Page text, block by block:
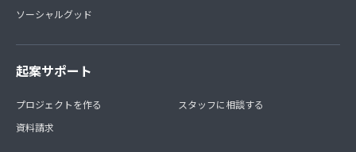
ソーシャルグッド
起案サポート
プロジェクトを作る
資料請求
スタッフに相談する